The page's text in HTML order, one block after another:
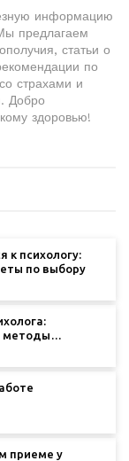
информацию
предлагаем
статьи о
по
страхами и
Добро
здоровью!
к психологу:
по выбору
методы
приеме у